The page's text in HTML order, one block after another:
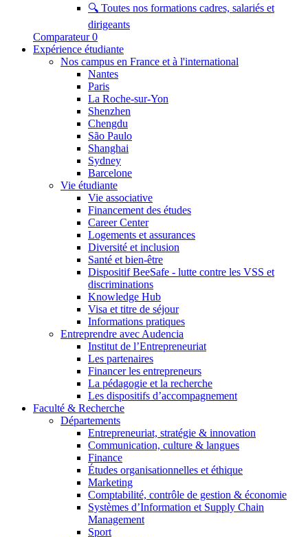
🔍 Toutes nos formations cadres, salariés et
dirigeants
Comparateur 0
Expérience étudiante
Nos campus en France et à l'international
Nantes
Paris
La Roche-sur-Yon
Shenzhen
Chengdu
São Paulo
Shanghai
Sydney
Barcelone
Vie étudiante
Vie associative
Financement des études
Career Center
Logements et assurances
Diversité et inclusion
Santé et bien-être
Dispositif BeeSafe - lutte contre les VSS et
discriminations
Knowledge Hub
Visa et titre de séjour
Informations pratiques
Entreprendre avec Audencia
Institut de l’Entrepreneuriat
Les partenaires
Financer les entrepreneurs
La pédagogie et la recherche
Les dispositifs d’accompagnement
Faculté & Recherche
Départements
Entrepreneuriat, stratégie & innovation
Communication, culture & langues
Finance
Études organisationnelles et éthique
Marketing
Comptabilité, contrôle de gestion & économie
Systèmes d’Information et Supply Chain
Management
Sport